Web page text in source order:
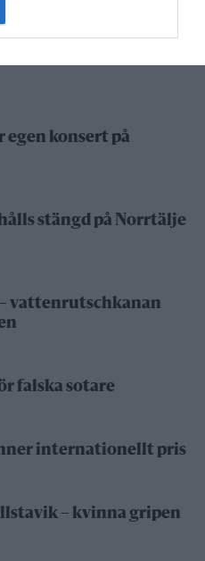
egen konsert på
stängd på Norrtälje
vattenrutschkanan
falska sotare
internationellt pris
– kvinna gripen